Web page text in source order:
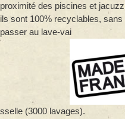
proximité des piscines et
ils sont 100% recyclables,
passer au lave-vai
sselle (3000 lavages).